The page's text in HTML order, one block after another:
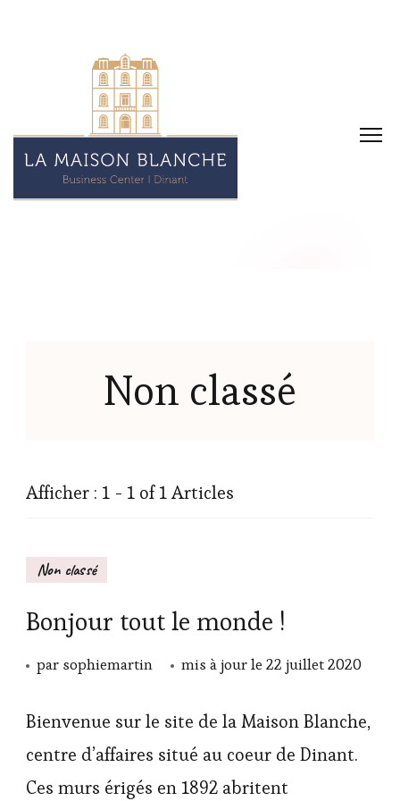
Non classé
Afficher : 1 - 1 of 1 Articles
Non classé
Bonjour tout le monde !
par sophiemartin mis à jour le 22 juillet 2020
Bienvenue sur le site de la Maison Blanche,
centre d’affaires situé au coeur de Dinant.
Ces murs érigés en 1892 abritent